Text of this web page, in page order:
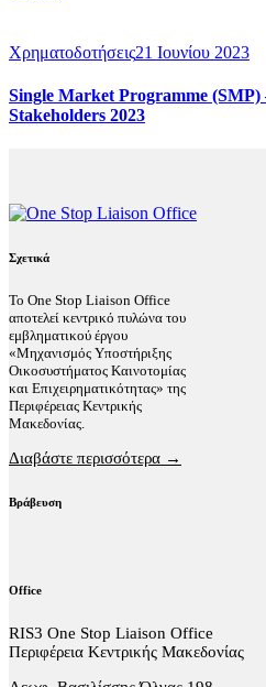
Χρηματοδοτήσεις21 Ιουνίου 2023
Single Market Programme (SMP)
Stakeholders 2023
Σχετικά
Το One Stop Liaison Office
αποτελεί κεντρικό πυλώνα του
εμβληματικού έργου
«Μηχανισμός Υποστήριξης
Οικοσυστήματος Καινοτομίας
και Επιχειρηματικότητας» της
Περιφέρειας Κεντρικής
Μακεδονίας.
Διαβάστε περισσότερα →
Βράβευση
Office
RIS3 One Stop Liaison Office
Περιφέρεια Κεντρικής Μακεδονίας